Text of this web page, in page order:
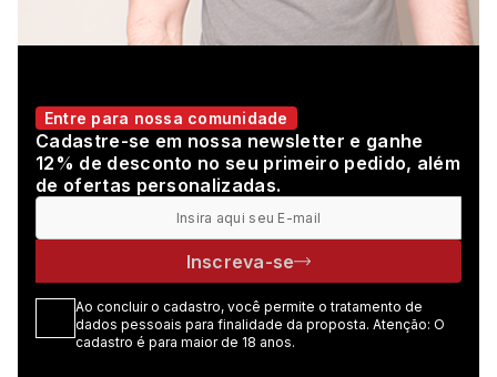
Entre para nossa comunidade
Cadastre-se em nossa newsletter e ganhe
12% de desconto no seu primeiro pedido, além
de ofertas personalizadas.
Inscreva-se
Ao concluir o cadastro, você permite o tratamento de
dados pessoais para finalidade da proposta. Atenção: O
cadastro é para maior de 18 anos.